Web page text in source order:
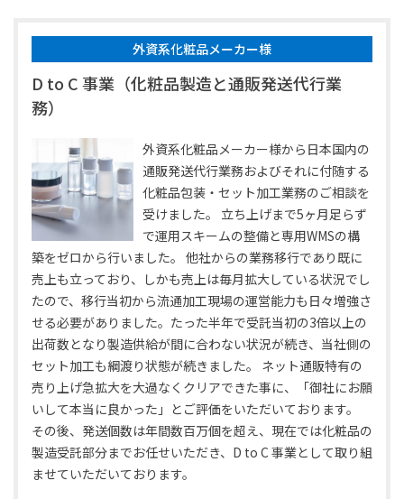
外資系化粧品メーカー様
D to C 事業（化粧品製造と通販発送代行業
務）
外資系化粧品メーカー様から日本国内の
通販発送代行業務およびそれに付随する
化粧品包装・セット加工業務のご相談を
受けました。 立ち上げまで5ヶ月足らず
で運用スキームの整備と専用WMSの構
築をゼロから行いました。 他社からの業務移行であり既に
売上も立っており、しかも売上は毎月拡大している状況でし
たので、移行当初から流通加工現場の運営能力も日々増強さ
せる必要がありました。たった半年で受託当初の3倍以上の
出荷数となり製造供給が間に合わない状況が続き、当社側の
セット加工も綱渡り状態が続きました。 ネット通販特有の
売り上げ急拡大を大過なくクリアできた事に、「御社にお願
いして本当に良かった」とご評価をいただいております。
その後、発送個数は年間数百万個を超え、現在では化粧品の
製造受託部分までお任せいただき、D to C 事業として取り組
ませていただいております。